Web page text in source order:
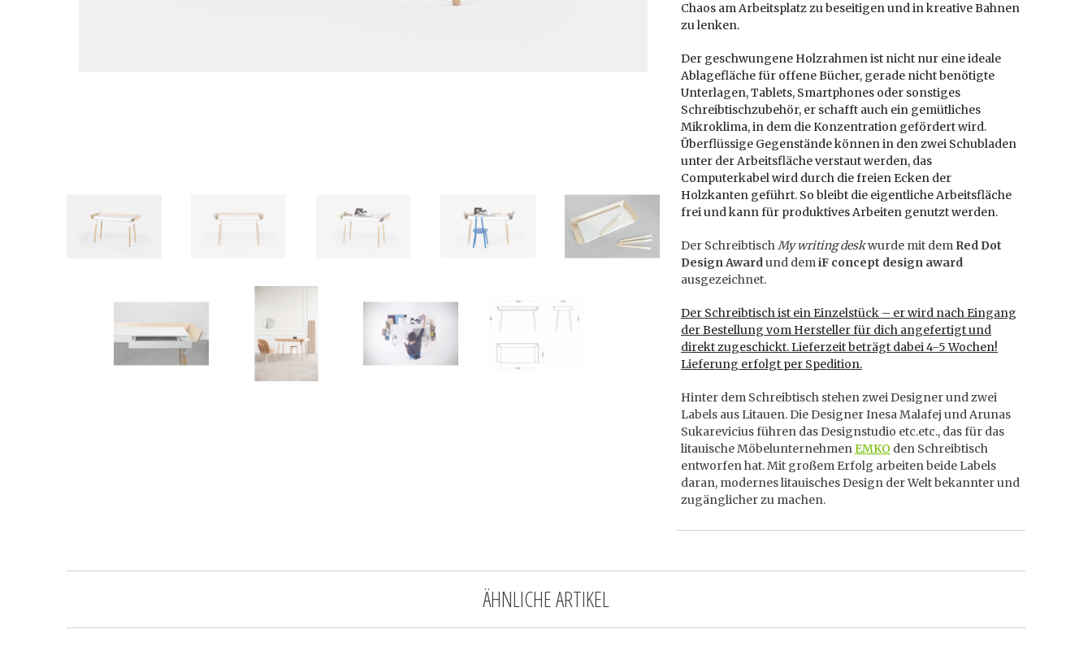
Chaos am Arbeitsplatz zu beseitigen und in kreative Bahnen
zu lenken.
Der geschwungene Holzrahmen ist nicht nur eine ideale
Ablagefläche für offene Bücher, gerade nicht benötigte
Unterlagen, Tablets, Smartphones oder sonstiges
Schreibtischzubehör, er schafft auch ein gemütliches
Mikroklima, in dem die Konzentration gefördert wird.
Überflüssige Gegenstände können in den zwei Schubladen
unter der Arbeitsfläche verstaut werden, das
Computerkabel wird durch die freien Ecken der
Holzkanten geführt. So bleibt die eigentliche Arbeitsfläche
frei und kann für produktives Arbeiten genutzt werden.
Der SchreibtischMy writing deskwurde mit dem Red Dot
Design Awardund demiF concept design award
ausgezeichnet.
Der Schreibtisch ist ein Einzelstück – er wird nach Eingang
der Bestellung vom Hersteller für dich angefertigt und
direkt zugeschickt. Lieferzeit beträgt dabei 4-5 Wochen!
Lieferung erfolgt per Spedition.
Hinter dem Schreibtisch stehen zwei Designer und zwei
Labels aus Litauen. Die Designer Inesa Malafej und Arunas
Sukarevicius führen das Designstudio etc.etc., das für das
litauische MöbelunternehmenEMKO den Schreibtisch
entworfen hat. Mit großem Erfolg arbeiten beide Labels
daran, modernes litauisches Design der Welt bekannter und
zugänglicher zu machen.
ÄHNLICHE ARTIKEL